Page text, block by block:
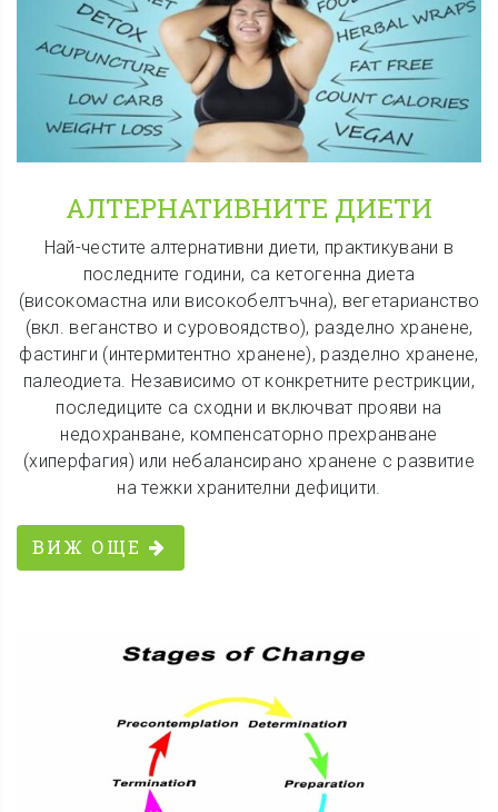
АЛТЕРНАТИВНИТЕ ДИЕТИ
Най-честите алтернативни диети, практикувани в
последните години, са кетогенна диета
(високомастна или високобелтъчна), вегетарианство
(вкл. веганство и суровоядство), разделно хранене,
фастинги (интермитентно хранене), разделно хранене,
палеодиета. Независимо от конкретните рестрикции,
последиците са сходни и включват прояви на
недохранване, компенсаторно прехранване
(хиперфагия) или небалансирано хранене с развитие
на тежки хранителни дефицити.
ВИЖ ОЩЕ